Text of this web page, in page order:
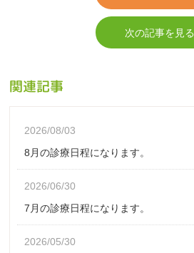
次の記事を見る
関連記事
2026/08/03
8月の診療日程になります。
2026/06/30
7月の診療日程になります。
2026/05/30